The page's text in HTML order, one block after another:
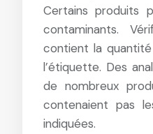
Certains produits
contaminants.
contient la
l’étiquette. Des
de nombreux
contenaient pas
indiquées.